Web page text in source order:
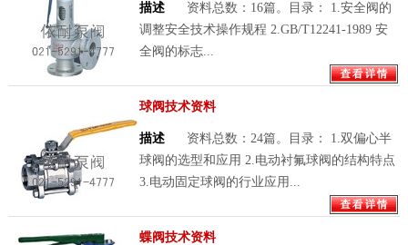
描述
资料总数：16篇。目录： 1.安全阀的
调整安全技术操作规程 2.GB/T12241-1989 安
全阀的标志...
球阀技术资料
描述
资料总数：24篇。目录： 1.双偏心半
球阀的选型和应用 2.电动衬氟球阀的结构特点
3.电动固定球阀的行业应用...
蝶阀技术资料